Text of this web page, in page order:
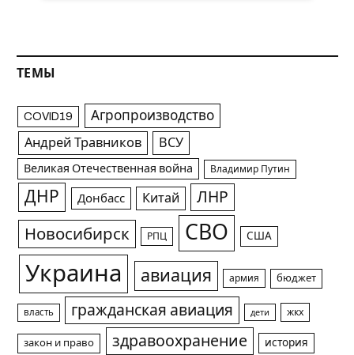
ТЕМЫ
COVID19 Агропроизводство
Андрей Травников ВСУ
Великая Отечественная война Владимир Путин
ДНР Донбасс Китай ЛНР
Новосибирск РПЦ СВО США
Украина авиация армия бюджет
власть гражданская авиация дети жкх
закон и право здравоохранение история